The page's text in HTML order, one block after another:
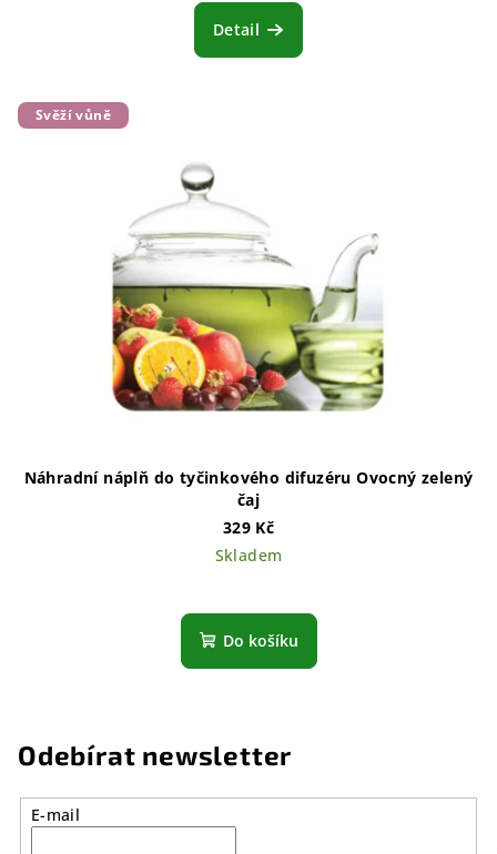
Detail
Svěží vůně
Náhradní náplň do tyčinkového difuzéru Ovocný zelený
čaj
329 Kč
Skladem
Do košíku
Odebírat newsletter
E-mail